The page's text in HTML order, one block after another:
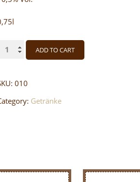
Chivan
ADD TO CART
010
Getränke